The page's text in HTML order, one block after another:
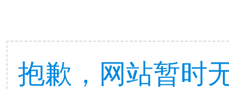
抱歉，网站暂时